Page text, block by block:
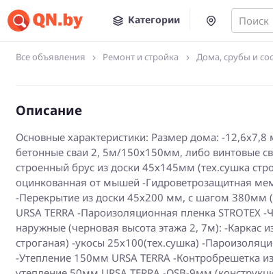
Категории Поиск
Все объявления Ремонт и стройка Дома, срубы и
Описание
Основные характеристики: Размер дома: -
бетонные сваи 2, 5м/150х150мм, либо винтовые
строенный брус из доски 45х145мм (тех.сушка
оцинкованная от мышей -Гидроветрозащитная
-Перекрытие из доски 45х200 мм, с шагом 380мм
URSA TERRA -Пароизоляционная пленка
наружные (черновая высота этажа 2, 7м): -Каркас
строганая) -укосы 25х100(тех.сушка) -
-Утепление 150мм URSA TERRA -Контробрешетка